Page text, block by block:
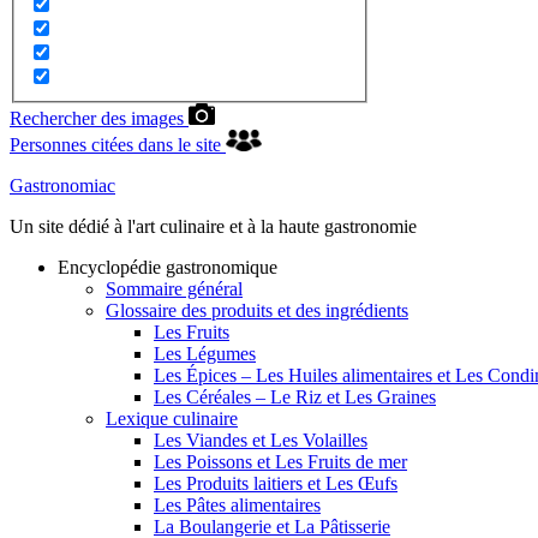
Rechercher des images
Personnes citées dans le site
Gastronomiac
Un site dédié à l'art culinaire et à la haute gastronomie
Encyclopédie gastronomique
Sommaire général
Glossaire des produits et des ingrédients
Les Fruits
Les Légumes
Les Épices – Les Huiles alimentaires et Les
Les Céréales – Le Riz et Les Graines
Lexique culinaire
Les Viandes et Les Volailles
Les Poissons et Les Fruits de mer
Les Produits laitiers et Les Œufs
Les Pâtes alimentaires
La Boulangerie et La Pâtisserie